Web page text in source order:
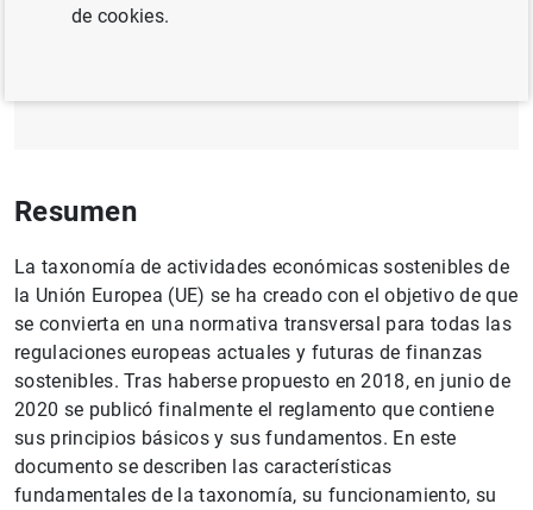
Resumen
La taxonomía de actividades económicas sostenibles de
la Unión Europea (UE) se ha creado con el objetivo de que
se convierta en una normativa transversal para todas las
regulaciones europeas actuales y futuras de finanzas
sostenibles. Tras haberse propuesto en 2018, en junio de
2020 se publicó finalmente el reglamento que contiene
sus principios básicos y sus fundamentos. En este
documento se describen las características
fundamentales de la taxonomía, su funcionamiento, su
de cookies.